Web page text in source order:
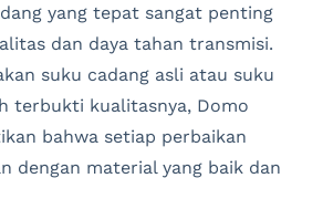
yang tepat sangat penting
dan daya tahan transmisi.
suku cadang asli atau suku
terbukti kualitasnya, Domo
bahwa setiap perbaikan
dengan material yang baik dan